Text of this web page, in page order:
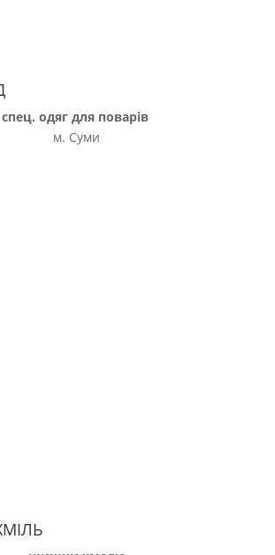
спец. одяг для поварів
м. Суми